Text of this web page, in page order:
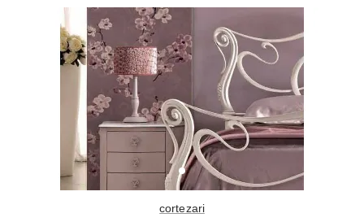
Armadi Angolo
I consigli sugli armadi
Camerette
Camerette Ragazzi
Camerette Bambini
Letti a Castello
Portoni
Maniglie
Finestre
Finestre Pvc
Finestre Alluminio
Finestre Legno
cortezari